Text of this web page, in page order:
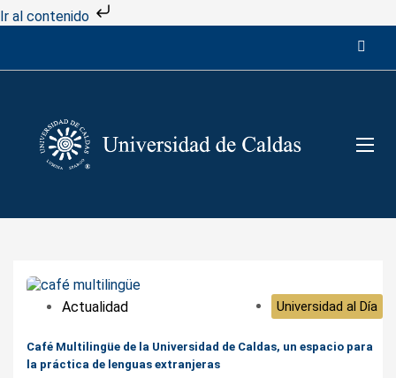
Ir al contenido
Actualidad Universidad al Día
Café Multilingüe de la Universidad de Caldas, un espacio para
la práctica de lenguas extranjeras